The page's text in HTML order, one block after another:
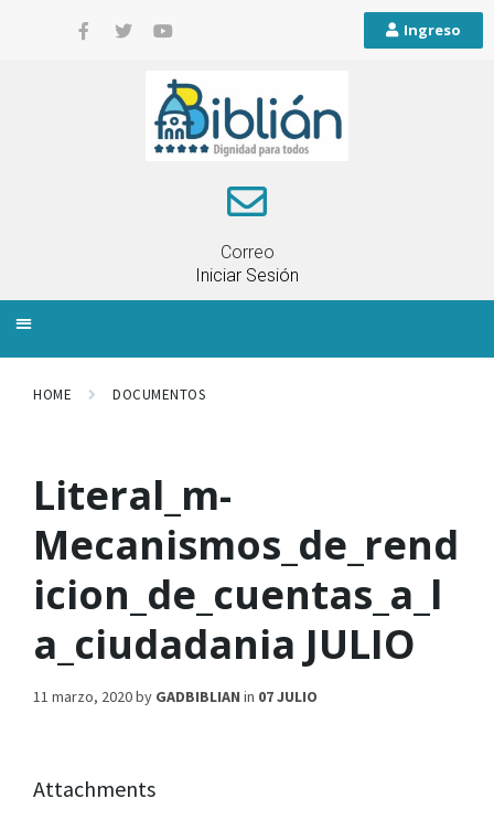
Ingreso
Correo
Iniciar Sesión
HOME DOCUMENTOS
Literal_m-
Mecanismos_de_rend
icion_de_cuentas_a_l
a_ciudadania JULIO
11 marzo, 2020by GADBIBLIAN in 07 JULIO
Attachments